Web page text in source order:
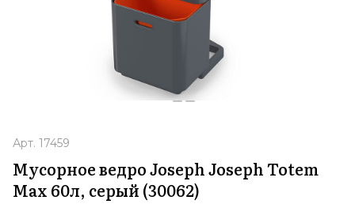
Арт. 17459
Мусорное ведро Joseph Joseph Totem
Max 60л, серый (30062)